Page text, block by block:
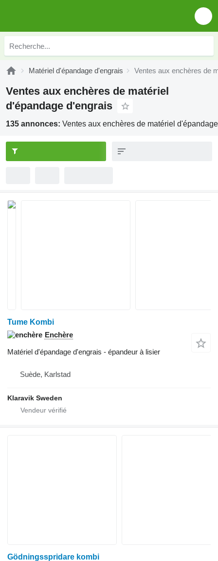
Matériel d'épandage d'engrais Ventes aux enchères de
Ventes aux enchères de matériel
d'épandage d'engrais
135 annonces: Ventes aux enchères de matériel
Tume Kombi
Enchère
Matériel d'épandage d'engrais - épandeur à lisier
Suède, Karlstad
Klaravik Sweden
Gödningsspridare kombi